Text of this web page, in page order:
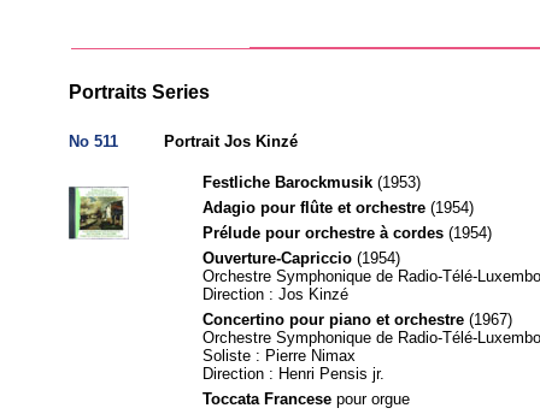
Portraits Series
No 511 Portrait Jos Kinzé
Festliche Barockmusik (1953)
Adagio pour flûte et orchestre (1954)
Prélude pour orchestre à cordes (1954)
Ouverture-Capriccio (1954)
Orchestre Symphonique de Radio-Télé-
Direction : Jos Kinzé
Concertino pour piano et orchestre (1967)
Orchestre Symphonique de Radio-Télé-
Soliste : Pierre Nimax
Direction : Henri Pensis jr.
Toccata Francese pour orgue